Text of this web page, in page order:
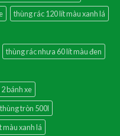
thùng rác 120 lít màu xanh lá
thùng rác nhưa 60 lít màu đen
bánh xe
thùng tròn 500l
màu xanh lá